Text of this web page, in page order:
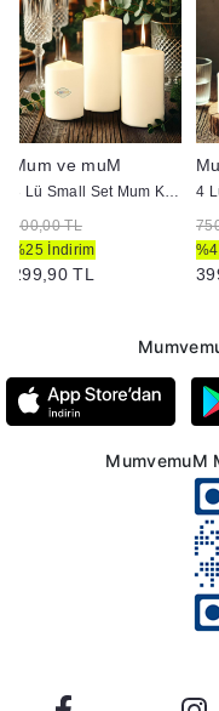
Mum ve muM
3 Lü Small Set Mum Krem Çap :5 cm
400,00 TL
%25 İndirim
299,90 TL
MumvemuM